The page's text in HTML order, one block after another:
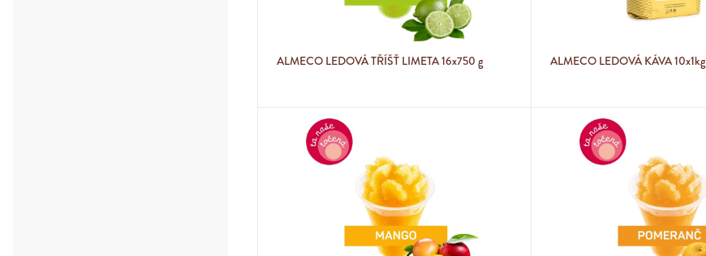
ALMECO LEDOVÁ TŘÍŠŤ LIMETA 16x750 g ALMECO LEDOVÁ KÁVA 10x1kg